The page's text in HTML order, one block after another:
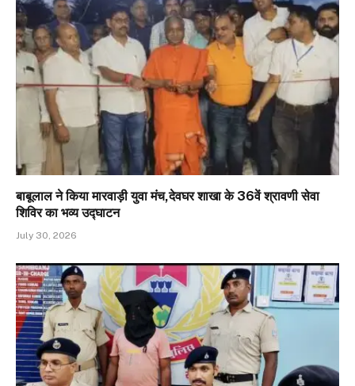
बाबूलाल ने किया मारवाड़ी युवा मंच,देवघर शाखा के 36वें श्रावणी सेवा
शिविर का भव्य उद्घाटन
July 30, 2026